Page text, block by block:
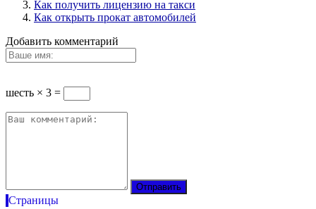
Как получить лицензию на такси
Как открыть прокат автомобилей
Добавить комментарий
шесть × 3 =
Страницы